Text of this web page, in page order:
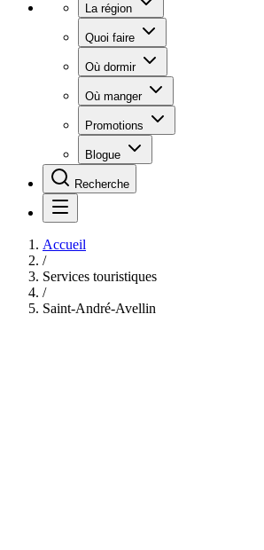
La région
Quoi faire
Où dormir
Où manger
Promotions
Blogue
Recherche
Accueil
/
Services touristiques
/
Saint-André-Avellin